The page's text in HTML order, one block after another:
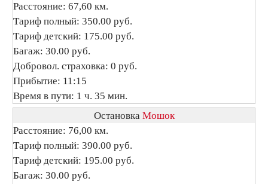
Расстояние: 67,60 км.
Тариф полный: 350.00 руб.
Тариф детский: 175.00 руб.
Багаж: 30.00 руб.
Добровол. страховка: 0 руб.
Прибытие: 11:15
Время в пути: 1 ч. 35 мин.
Остановка Мошок
Расстояние: 76,00 км.
Тариф полный: 390.00 руб.
Тариф детский: 195.00 руб.
Багаж: 30.00 руб.